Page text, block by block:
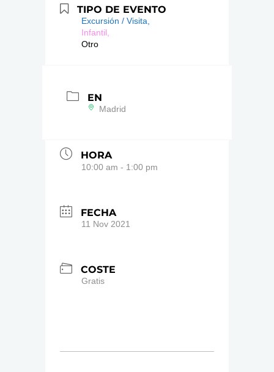
TIPO DE EVENTO
Excursión / Visita,
Infantil,
Otro
EN
Madrid
HORA
10:00 am - 1:00 pm
FECHA
11 Nov 2021
COSTE
Gratis